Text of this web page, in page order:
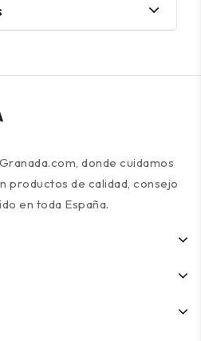
donde cuidamos
productos de calidad, consejo
en toda España.